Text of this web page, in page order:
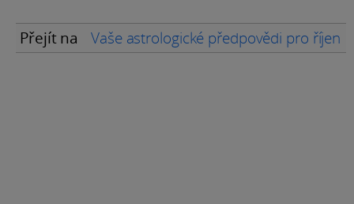
Přejít na Vaše astrologické předpovědi pro říjen